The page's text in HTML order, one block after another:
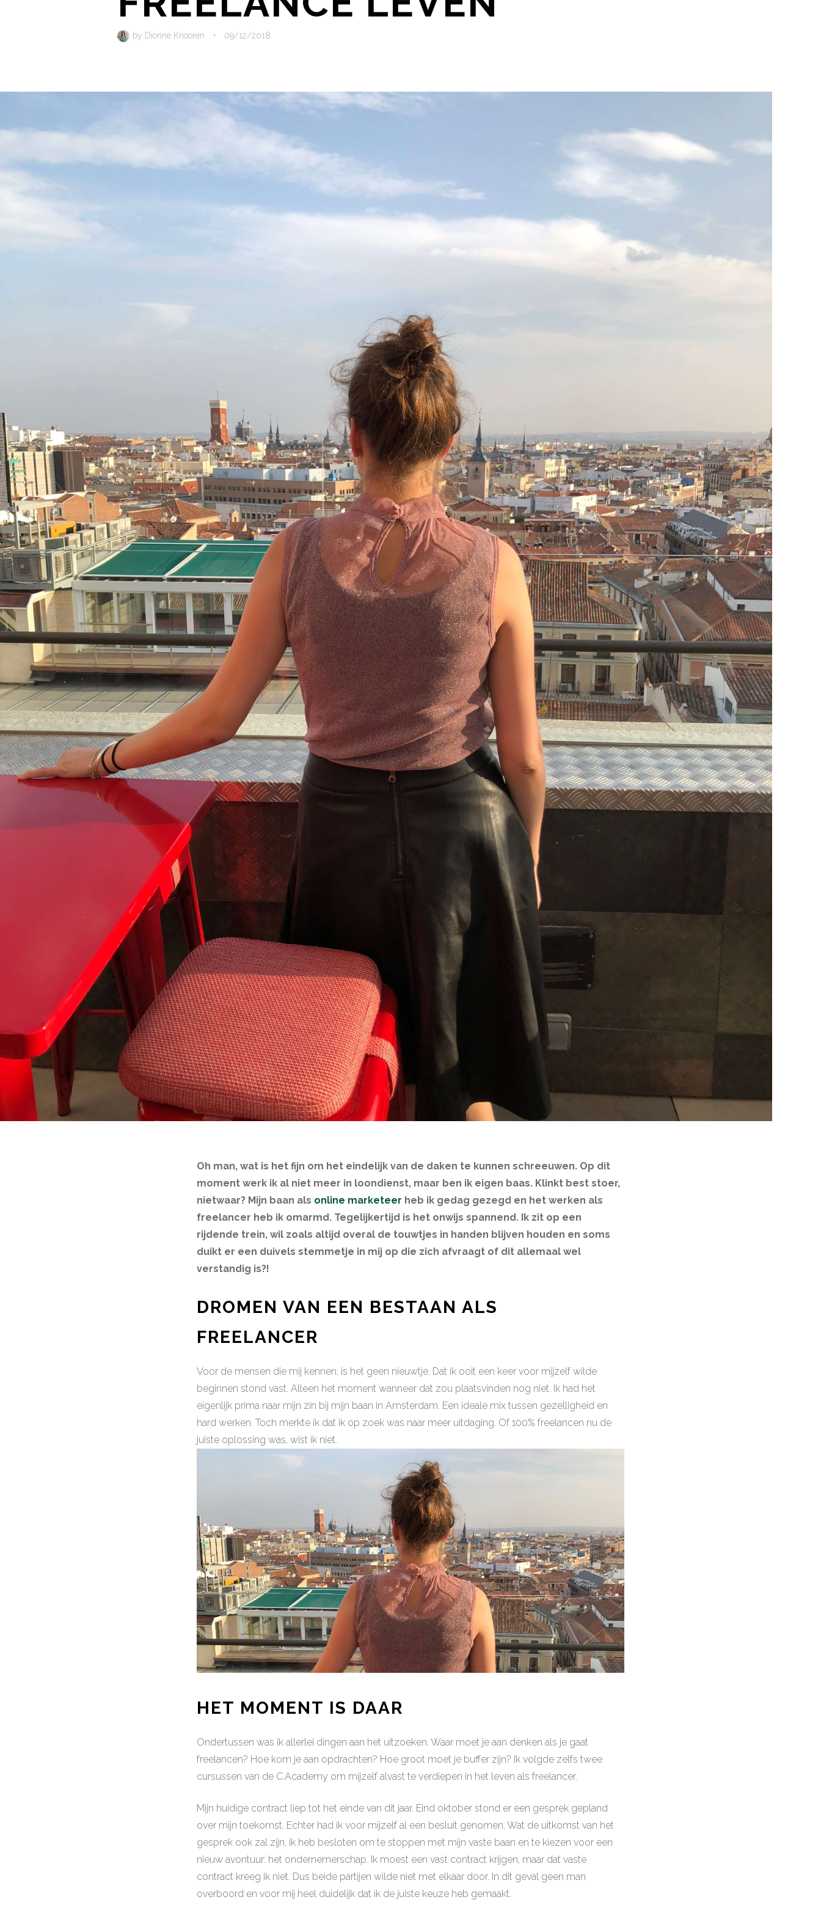
by Dionne Knooren • 09/12/2018
Oh man, wat is het fijn om het eindelijk van de daken te kunnen schreeuwen. Op dit
moment werk ik al niet meer in loondienst, maar ben ik eigen baas. Klinkt best stoer,
nietwaar? Mijn baan als online marketeer heb ik gedag gezegd en het werken als
freelancer heb ik omarmd. Tegelijkertijd is het onwijs spannend. Ik zit op een
rijdende trein, wil zoals altijd overal de touwtjes in handen blijven houden en soms
duikt er een duivels stemmetje in mij op die zich afvraagt of dit allemaal wel
verstandig is?!
DROMEN VAN EEN BESTAAN ALS
FREELANCER
Voor de mensen die mij kennen, is het geen nieuwtje. Dat ik ooit een keer voor mijzelf wilde
beginnen stond vast. Alleen het moment wanneer dat zou plaatsvinden nog niet. Ik had het
eigenlijk prima naar mijn zin bij mijn baan in Amsterdam. Een ideale mix tussen gezelligheid en
hard werken. Toch merkte ik dat ik op zoek was naar meer uitdaging. Of 100% freelancen nu de
juiste oplossing was, wist ik niet.
HET MOMENT IS DAAR
Ondertussen was ik allerlei dingen aan het uitzoeken. Waar moet je aan denken als je gaat
freelancen? Hoe kom je aan opdrachten? Hoe groot moet je buffer zijn? Ik volgde zelfs twee
cursussen van de C.Academy om mijzelf alvast te verdiepen in het leven als freelancer.
Mijn huidige contract liep tot het einde van dit jaar. Eind oktober stond er een gesprek gepland
over mijn toekomst. Echter had ik voor mijzelf al een besluit genomen. Wat de uitkomst van het
gesprek ook zal zijn, ik heb besloten om te stoppen met mijn vaste baan en te kiezen voor een
nieuw avontuur: het ondernemerschap. Ik moest een vast contract krijgen, maar dat vaste
contract kreeg ik niet. Dus beide partijen wilde niet met elkaar door. In dit geval geen man
overboord en voor mij heel duidelijk dat ik de juiste keuze heb gemaakt.